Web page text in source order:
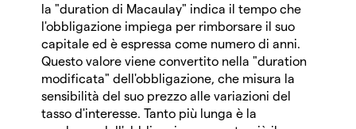
la "duration di Macaulay" indica il tempo che
l'obbligazione impiega per rimborsare il suo
capitale ed è espressa come numero di anni.
Questo valore viene convertito nella "duration
modificata" dell'obbligazione, che misura la
sensibilità del suo prezzo alle variazioni del
tasso d'interesse. Tanto più lunga è la